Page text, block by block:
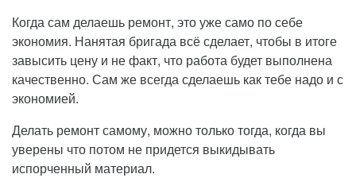
Когда сам делаешь ремонт, это уже само по себе
экономия. Нанятая бригада всё сделает, чтобы в итоге
завысить цену и не факт, что работа будет выполнена
качественно. Сам же всегда сделаешь как тебе надо и с
экономией.
Делать ремонт самому, можно только тогда, когда вы
уверены что потом не придется выкидывать
испорченный материал.